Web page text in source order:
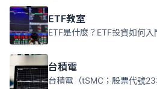
ETF教室
台積電